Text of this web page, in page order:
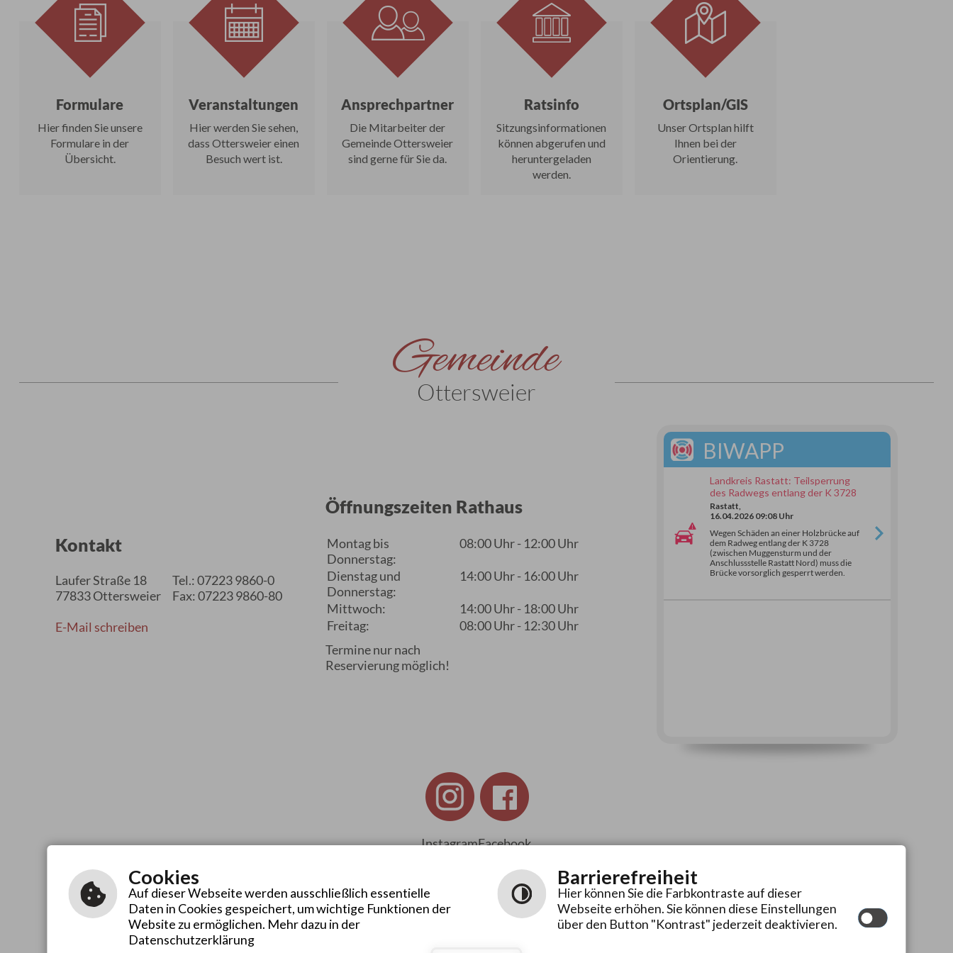
Formulare
Hier finden Sie unsere
Formulare in der
Übersicht.
Veranstaltungen
Hier werden Sie sehen,
dass Ottersweier einen
Besuch wert ist.
Ansprechpartner
Die Mitarbeiter der
Gemeinde Ottersweier
sind gerne für Sie da.
Ratsinfo
Sitzungsinformationen
können abgerufen und
heruntergeladen
werden.
Ortsplan/GIS
Unser Ortsplan hilft
Ihnen bei der
Orientierung.
Gemeinde
Ottersweier
Kontakt
Laufer Straße 18
77833 Ottersweier
Tel.: 07223 9860-0
Fax: 07223 9860-80
E-Mail schreiben
Öffnungszeiten Rathaus
Montag bis
Donnerstag:
08:00 Uhr - 12:00 Uhr
Dienstag und
Donnerstag:
14:00 Uhr - 16:00 Uhr
Mittwoch:
14:00 Uhr - 18:00 Uhr
Freitag:
08:00 Uhr - 12:30 Uhr
Termine nur nach
Reservierung möglich!
BIWAPP
Landkreis Rastatt: Teilsperrung
des Radwegs entlang der K 3728
Rastatt,
16.04.2026 09:08 Uhr
Wegen Schäden an einer Holzbrücke auf
dem Radweg entlang der K 3728
(zwischen Muggensturm und der
Anschlussstelle Rastatt Nord) muss die
Brücke vorsorglich gesperrt werden.
InstagramFacebook
Leichte
Gebärdensprache
Cookies
Auf dieser Webseite werden ausschließlich essentielle
Daten in Cookies gespeichert, um wichtige Funktionen der
Website zu ermöglichen. Mehr dazu in der
Datenschutzerklärung
Barrierefreiheit
Hier können Sie die Farbkontraste auf dieser
Webseite erhöhen. Sie können diese Einstellungen
über den Button "Kontrast" jederzeit deaktivieren.